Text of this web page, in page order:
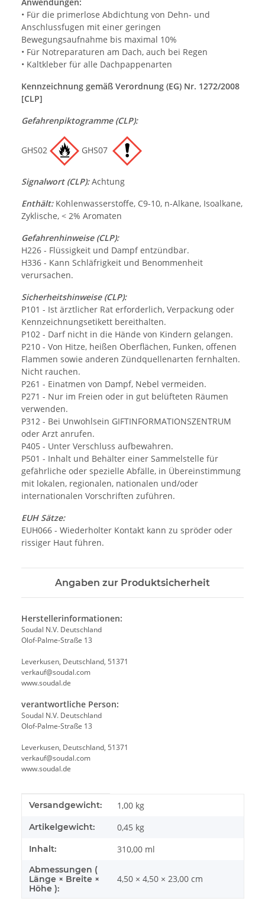
• Für die primerlose Abdichtung von Dehn- und
Anschlussfugen mit einer geringen
Bewegungsaufnahme bis maximal 10%
• Für Notreparaturen am Dach, auch bei Regen
• Kaltkleber für alle Dachpappenarten
Kennzeichnung gemäß Verordnung (EG) Nr. 1272/2008
[CLP]
Gefahrenpiktogramme (CLP):
GHS02 GHS07
Signalwort (CLP):Achtung
Enthält:Kohlenwasserstoffe, C9-10, n-Alkane, Isoalkane,
Zyklische, < 2% Aromaten
Gefahrenhinweise (CLP):
H226 - Flüssigkeit und Dampf entzündbar.
H336 - Kann Schläfrigkeit und Benommenheit
verursachen.
Sicherheitshinweise (CLP):
P101 - Ist ärztlicher Rat erforderlich, Verpackung oder
Kennzeichnungsetikett bereithalten.
P102 - Darf nicht in die Hände von Kindern gelangen.
P210 - Von Hitze, heißen Oberflächen, Funken, offenen
Flammen sowie anderen Zündquellenarten fernhalten.
Nicht rauchen.
P261 - Einatmen von Dampf, Nebel vermeiden.
P271 - Nur im Freien oder in gut belüfteten Räumen
verwenden.
P312 - Bei Unwohlsein GIFTINFORMATIONSZENTRUM
oder Arzt anrufen.
P405 - Unter Verschluss aufbewahren.
P501 - Inhalt und Behälter einer Sammelstelle für
gefährliche oder spezielle Abfälle, in Übereinstimmung
mit lokalen, regionalen, nationalen und/oder
internationalen Vorschriften zuführen.
EUH Sätze:
EUH066 - Wiederholter Kontakt kann zu spröder oder
rissiger Haut führen.
Angaben zur Produktsicherheit
Herstellerinformationen:
Soudal N.V. Deutschland
Olof-Palme-Straße 13
Leverkusen, Deutschland, 51371
verkauf@soudal.com
www.soudal.de
verantwortliche Person:
Soudal N.V. Deutschland
Olof-Palme-Straße 13
Leverkusen, Deutschland, 51371
verkauf@soudal.com
www.soudal.de
Produkteigenschaft
Wert
Versandgewicht: 1,00 kg
Artikelgewicht: 0,45 kg
Inhalt: 310,00 ml
Abmessungen (
Länge × Breite ×
Höhe ):
4,50 × 4,50 × 23,00 cm